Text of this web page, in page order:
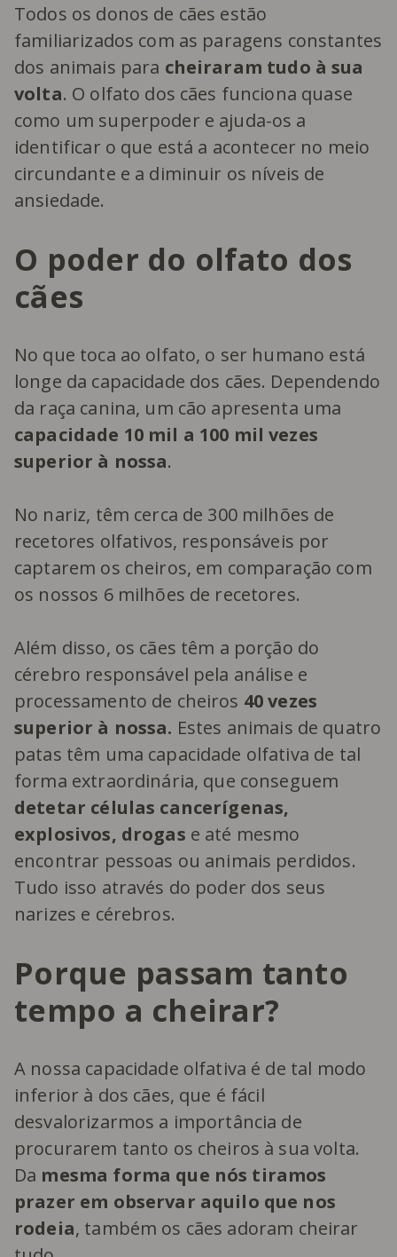
Todos os donos de cães estão
familiarizados com as paragens constantes
dos animais para cheiraram tudo à sua
volta. O olfato dos cães funciona quase
como um superpoder e ajuda-os a
identificar o que está a acontecer no meio
circundante e a diminuir os níveis de
ansiedade.
O poder do olfato dos
cães
No que toca ao olfato, o ser humano está
longe da capacidade dos cães. Dependendo
da raça canina, um cão apresenta uma
capacidade 10 mil a 100 mil vezes
superior à nossa.
No nariz, têm cerca de 300 milhões de
recetores olfativos, responsáveis por
captarem os cheiros, em comparação com
os nossos 6 milhões de recetores.
Além disso, os cães têm a porção do
cérebro responsável pela análise e
processamento de cheiros 40 vezes
superior à nossa. Estes animais de quatro
patas têm uma capacidade olfativa de tal
forma extraordinária, que conseguem
detetar células cancerígenas,
explosivos, drogas e até mesmo
encontrar pessoas ou animais perdidos.
Tudo isso através do poder dos seus
narizes e cérebros.
Porque passam tanto
tempo a cheirar?
A nossa capacidade olfativa é de tal modo
inferior à dos cães, que é fácil
desvalorizarmos a importância de
procurarem tanto os cheiros à sua volta.
Da mesma forma que nós tiramos
prazer em observar aquilo que nos
rodeia, também os cães adoram cheirar